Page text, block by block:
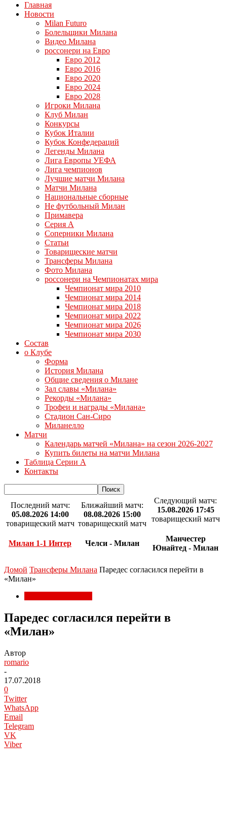
Главная
Новости
Milan Futuro
Болельщики Милана
Видео Милана
россонери на Евро
Евро 2012
Евро 2016
Евро 2020
Евро 2024
Евро 2028
Игроки Милана
Клуб Милан
Конкурсы
Кубок Италии
Кубок Конфедераций
Легенды Милана
Лига Европы УЕФА
Лига чемпионов
Лучшие матчи Милана
Матчи Милана
Национальные сборные
Не футбольный Милан
Примавера
Серия А
Соперники Милана
Статьи
Товарищеские матчи
Трансферы Милана
Фото Милана
россонери на Чемпионатах мира
Чемпионат мира 2010
Чемпионат мира 2014
Чемпионат мира 2018
Чемпионат мира 2022
Чемпионат мира 2026
Чемпионат мира 2030
Состав
о Клубе
Форма
История Милана
Общие сведения о Милане
Зал славы «Милана»
Рекорды «Милана»
Трофеи и награды «Милана»
Стадион Сан-Сиро
Миланелло
Матчи
Календарь матчей «Милана» на сезон 2026-2027
Купить билеты на матчи Милана
Таблица Серии А
Контакты
Последний матч:
05.08.2026 14:00
товарищеский матч
Милан 1-1 Интер
Ближайший матч:
08.08.2026 15:00
товарищеский матч
Челси - Милан
Следующий матч:
15.08.2026 17:45
товарищеский матч
Манчестер
Юнайтед - Милан
Домой Трансферы Милана Паредес согласился перейти в
«Милан»
Паредес согласился перейти в
«Милан»
Автор
romario
-
17.07.2018
0
Twitter
WhatsApp
Email
Telegram
VK
Viber